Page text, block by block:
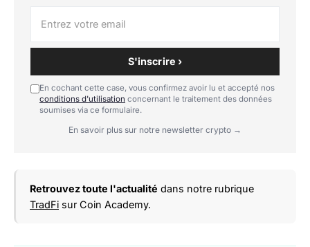
S'inscrire ›
En cochant cette case, vous confirmez avoir lu et accepté nos
conditions d'utilisation concernant le traitement des données
soumises via ce formulaire.
En savoir plus sur notre newsletter crypto →
Retrouvez toute l'actualité dans notre rubrique
TradFi sur Coin Academy.